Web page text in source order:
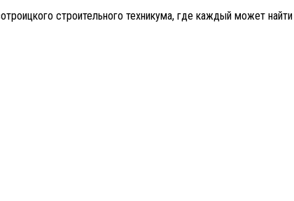
строительного техникума, где каждый может